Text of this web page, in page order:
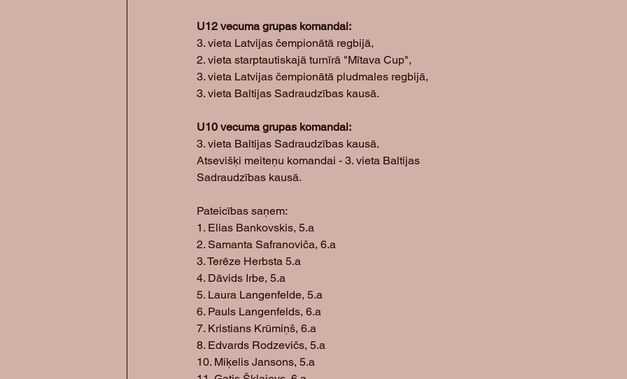
U12 vecuma grupas komandai:
3. vieta Latvijas čempionātā regbijā,
2. vieta starptautiskajā turnīrā "Mītava Cup",
3. vieta Latvijas čempionātā pludmales regbijā,
3. vieta Baltijas Sadraudzības kausā.
U10 vecuma grupas komandai:
3. vieta Baltijas Sadraudzības kausā.
Atsevišķi meiteņu komandai - 3. vieta Baltijas
Sadraudzības kausā.
Pateicības saņem:
1. Elias Bankovskis, 5.a
2. Samanta Safranoviča, 6.a
3. Terēze Herbsta 5.a
4. Dāvids Irbe, 5.a
5. Laura Langenfelde, 5.a
6. Pauls Langenfelds, 6.a
7. Kristians Krūmiņš, 6.a
8. Edvards Rodzevičs, 5.a
10. Miķelis Jansons, 5.a